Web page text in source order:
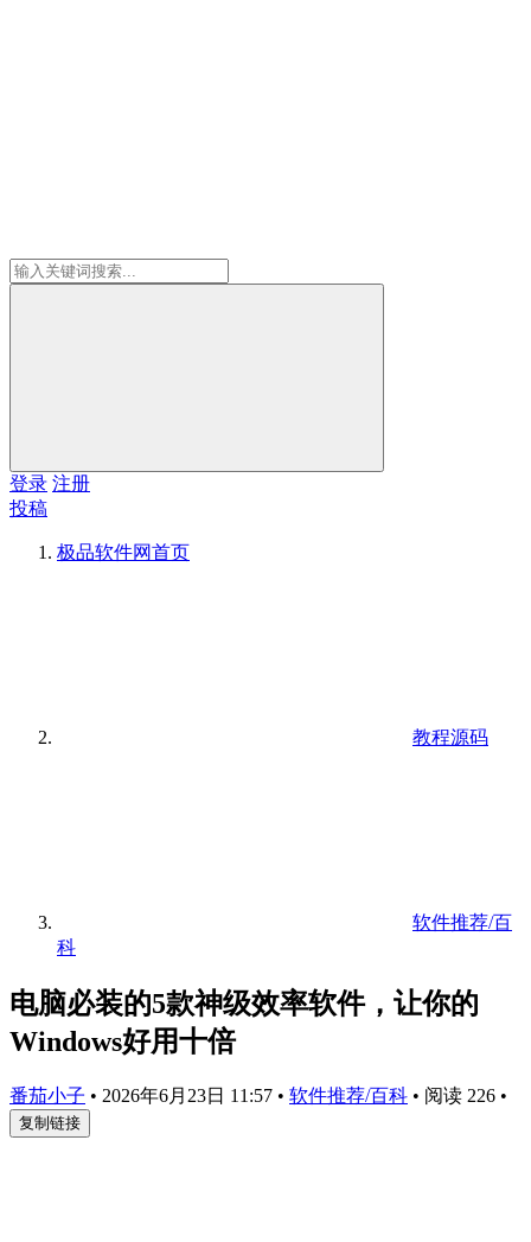
登录 注册
投稿
极品软件网首页
教程源码
软件推荐/百
科
电脑必装的5款神级效率软件，让你的
Windows好用十倍
番茄小子 • 2026年6月23日 11:57 • 软件推荐/百科 • 阅读 226 •
复制链接